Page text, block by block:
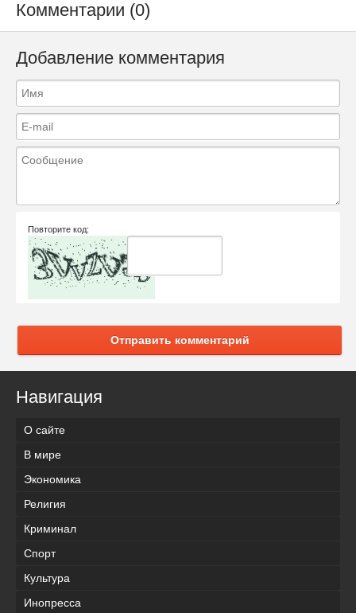
Комментарии (0)
Добавление комментария
Повторите код:
Отправить комментарий
Навигация
О сайте
В мире
Экономика
Религия
Криминал
Спорт
Культура
Инопресса